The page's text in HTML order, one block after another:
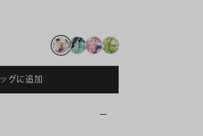
グに追加